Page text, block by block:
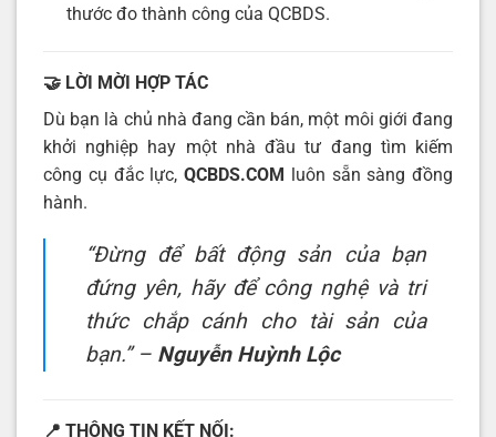
thước đo thành công của QCBDS.
🤝 LỜI MỜI HỢP TÁC
Dù bạn là chủ nhà đang cần bán, một môi giới đang
khởi nghiệp hay một nhà đầu tư đang tìm kiếm
công cụ đắc lực, QCBDS.COM luôn sẵn sàng đồng
hành.
“Đừng để bất động sản của bạn
đứng yên, hãy để công nghệ và tri
thức chắp cánh cho tài sản của
bạn.”– Nguyễn Huỳnh Lộc
📍 THÔNG TIN KẾT NỐI: